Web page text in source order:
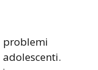
problemi